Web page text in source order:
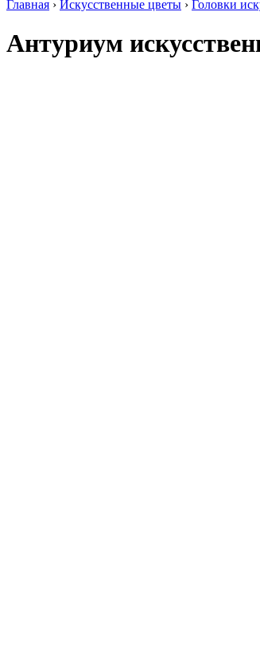
Главная › Искусственные цветы › Головки
Антуриум